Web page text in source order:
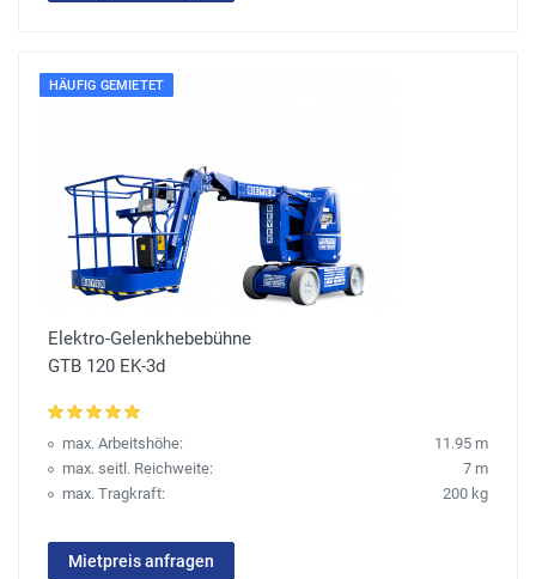
HÄUFIG GEMIETET
Elektro-Gelenkhebebühne
GTB 120 EK-3d
max. Arbeitshöhe:
11.95 m
max. seitl. Reichweite:
7 m
max. Tragkraft:
200 kg
Mietpreis anfragen